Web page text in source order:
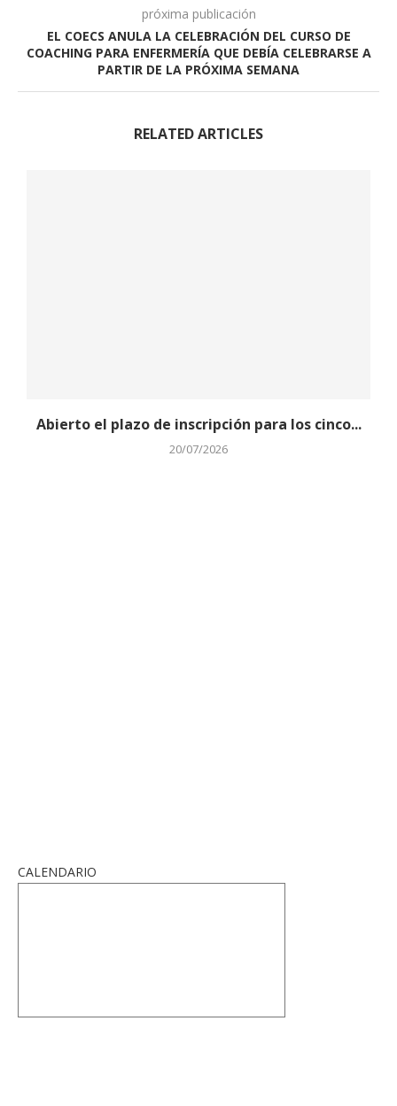
próxima publicación
EL COECS ANULA LA CELEBRACIÓN DEL CURSO DE
COACHING PARA ENFERMERÍA QUE DEBÍA CELEBRARSE A
PARTIR DE LA PRÓXIMA SEMANA
RELATED ARTICLES
Abierto el plazo de inscripción para los cinco...
20/07/2026
CALENDARIO